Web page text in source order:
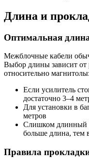
Длина и
Оптимальная
Межблочные кабели
Выбор длины зависит от
относительно магнитолы:
Если усилитель
достаточно 3–4
Для установки в
метров
Слишком длинный
больше длина, тем
Правила